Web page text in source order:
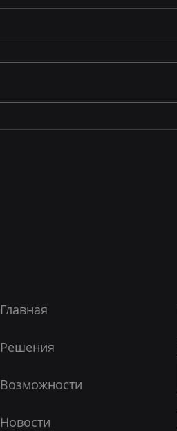
Я вычислю тебя по IP
Главная
Решения
Возможности
Новости